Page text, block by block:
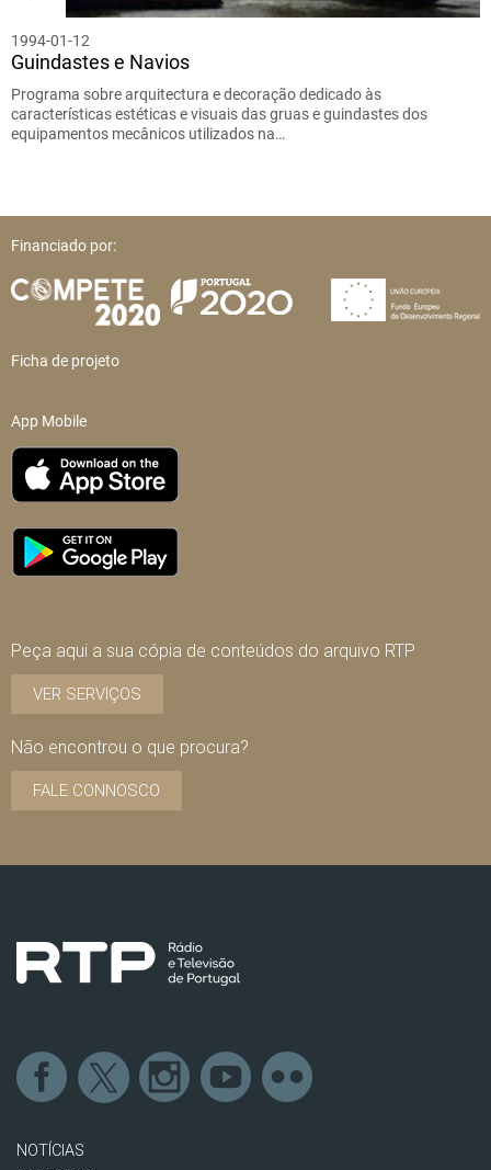
1994-01-12
Guindastes e Navios
Programa sobre arquitectura e decoração dedicado às
características estéticas e visuais das gruas e guindastes dos
equipamentos mecânicos utilizados na…
Financiado por:
Ficha de projeto
App Mobile
Peça aqui a sua cópia de conteúdos do arquivo RTP
VER SERVIÇOS
Não encontrou o que procura?
FALE CONNOSCO
NOTÍCIAS